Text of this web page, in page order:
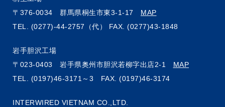
〒376-0034 群馬県桐生市東3-1-17 MAP
TEL. (0277)-44-2757（代） FAX. (0277)43-1848
岩手胆沢工場
〒023-0403 岩手県奥州市胆沢若柳字出店2-1 MAP
TEL. (0197)46-3171～3 FAX. (0197)46-3174
INTERWIRED VIETNAM CO.,LTD.